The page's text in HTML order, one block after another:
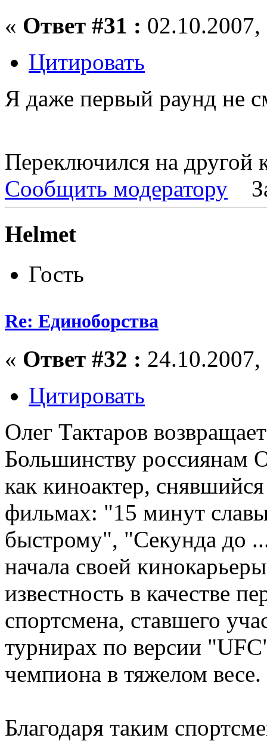
« Ответ #31 :
Цитировать
Я даже первый раунд не
Переключился на
Сообщить модератору
Helmet
Гость
Re: Единоборства
« Ответ #32 :
Цитировать
Олег Тактаров
Большинству россиянам
как киноактер,
фильмах: "15 минут
быстрому", "Секунда до
начала своей
известность в качестве
спортсмена, ставшего
турнирах по версии
чемпиона в тяжелом весе.
Благодаря таким